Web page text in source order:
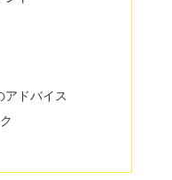
アドバイス